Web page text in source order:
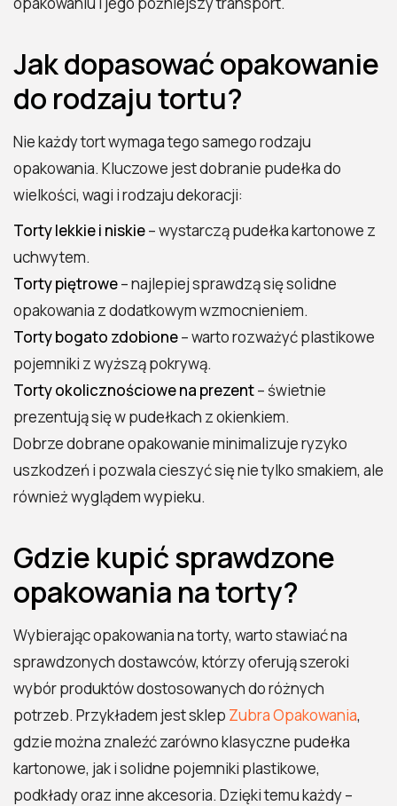
Jak dopasować opakowanie
do rodzaju tortu?
Nie każdy tort wymaga tego samego rodzaju
opakowania. Kluczowe jest dobranie pudełka do
wielkości, wagi i rodzaju dekoracji:
Torty lekkie i niskie– wystarczą pudełka kartonowe z
uchwytem.
Torty piętrowe– najlepiej sprawdzą się solidne
opakowania z dodatkowym wzmocnieniem.
Torty bogato zdobione– warto rozważyć plastikowe
pojemniki z wyższą pokrywą.
Torty okolicznościowe na prezent– świetnie
prezentują się w pudełkach z okienkiem.
Dobrze dobrane opakowanie minimalizuje ryzyko
uszkodzeń i pozwala cieszyć się nie tylko smakiem, ale
również wyglądem wypieku.
Gdzie kupić sprawdzone
opakowania na torty?
Wybierając opakowania na torty, warto stawiać na
sprawdzonych dostawców, którzy oferują szeroki
wybór produktów dostosowanych do różnych
potrzeb. Przykładem jest sklep Zubra Opakowania,
gdzie można znaleźć zarówno klasyczne pudełka
kartonowe, jak i solidne pojemniki plastikowe,
podkłady oraz inne akcesoria. Dzięki temu każdy –